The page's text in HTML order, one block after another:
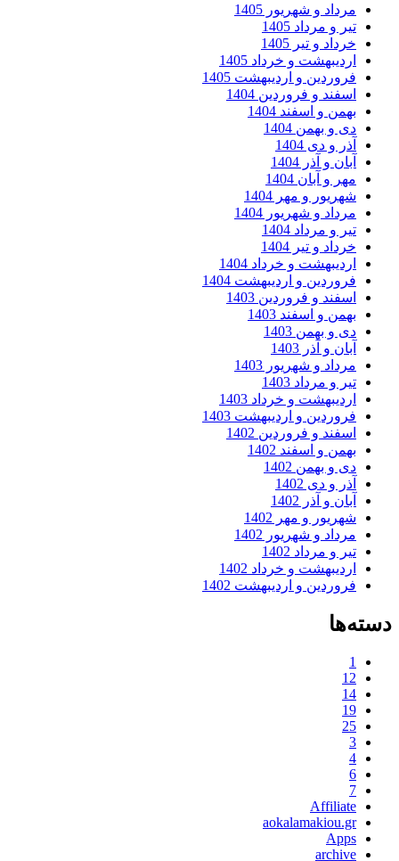
مرداد و شهریور 1405
تیر و مرداد 1405
خرداد و تیر 1405
اردیبهشت و خرداد 1405
فروردین و اردیبهشت 1405
اسفند و فروردین 1404
بهمن و اسفند 1404
دی و بهمن 1404
آذر و دی 1404
آبان و آذر 1404
مهر و آبان 1404
شهریور و مهر 1404
مرداد و شهریور 1404
تیر و مرداد 1404
خرداد و تیر 1404
اردیبهشت و خرداد 1404
فروردین و اردیبهشت 1404
اسفند و فروردین 1403
بهمن و اسفند 1403
دی و بهمن 1403
آبان و آذر 1403
مرداد و شهریور 1403
تیر و مرداد 1403
اردیبهشت و خرداد 1403
فروردین و اردیبهشت 1403
اسفند و فروردین 1402
بهمن و اسفند 1402
دی و بهمن 1402
آذر و دی 1402
آبان و آذر 1402
شهریور و مهر 1402
مرداد و شهریور 1402
تیر و مرداد 1402
اردیبهشت و خرداد 1402
فروردین و اردیبهشت 1402
دسته‌ها
1
12
14
19
25
3
4
6
7
Affiliate
aokalamakiou.gr
Apps
archive